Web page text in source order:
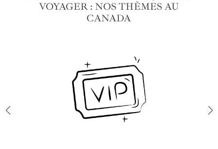
VOYAGER : NOS THÈMES AU
CANADA